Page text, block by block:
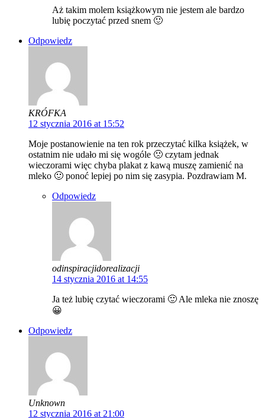
Aż takim molem książkowym nie jestem ale bardzo
lubię poczytać przed snem 🙂
Odpowiedz
KRÓFKA
12 stycznia 2016 at 15:52
Moje postanowienie na ten rok przeczytać kilka książek, w
ostatnim nie udało mi się wogóle 🙁 czytam jednak
wieczorami więc chyba plakat z kawą muszę zamienić na
mleko 🙂 ponoć lepiej po nim się zasypia. Pozdrawiam M.
Odpowiedz
odinspiracjidorealizacji
14 stycznia 2016 at 14:55
Ja też lubię czytać wieczorami 🙂 Ale mleka nie znoszę
😀
Odpowiedz
Unknown
12 stycznia 2016 at 21:00